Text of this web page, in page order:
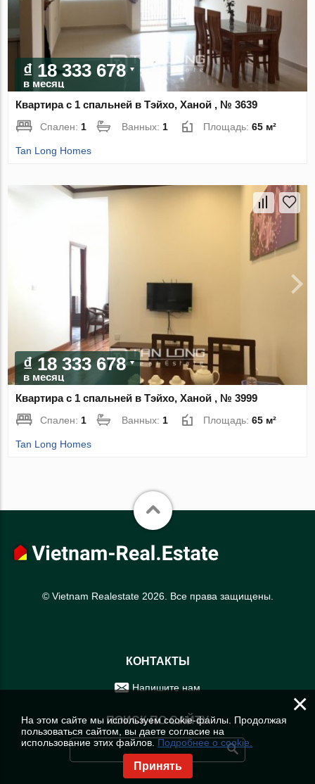
₫ 18 333 678
в месяц
Квартира с 1 спальней в Тэйхо, Ханой , № 3639
Спален: 1 Ванных: 1 Площадь:65 м²
Tan Long Homes
₫ 18 333 678
в месяц
Квартира с 1 спальней в Тэйхо, Ханой , № 3999
Спален: 1 Ванных: 1 Площадь:65 м²
Tan Long Homes
© Vietnam Realestate 2026. Все права защищены.
КОНТАКТЫ
Напишите нам
ПОИСК ПО САЙТУ
×
На этом сайте мы используем cookie-файлы. Продолжая
пользоваться сайтом, вы даете согласие на
использование этих файлов. Подробнее о cookie.
Принять